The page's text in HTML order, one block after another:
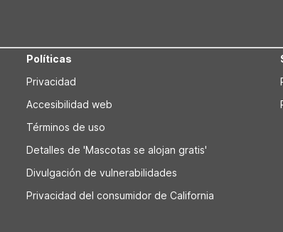
Políticas
Privacidad
Accesibilidad web
Términos de uso
Detalles de 'Mascotas se alojan gratis'
Divulgación de vulnerabilidades
Privacidad del consumidor de California